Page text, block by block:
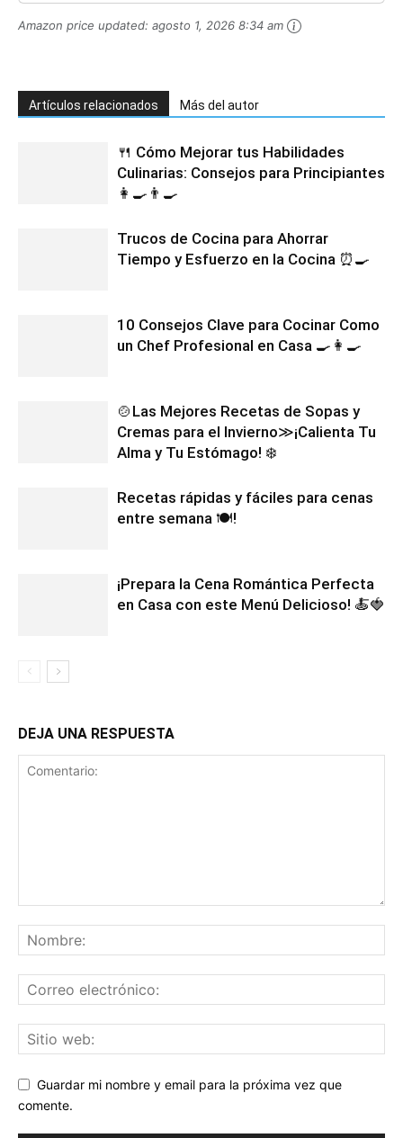
Amazon price updated: agosto 1, 2026 8:34 am
Artículos relacionados Más del autor
🍴 Cómo Mejorar tus Habilidades
Culinarias: Consejos para Principiantes
👩‍🍳👨‍🍳
Trucos de Cocina para Ahorrar
Tiempo y Esfuerzo en la Cocina ⏰🍳
10 Consejos Clave para Cocinar Como
un Chef Profesional en Casa 🍳👩‍🍳
🍲Las Mejores Recetas de Sopas y
Cremas para el Invierno≫¡Calienta Tu
Alma y Tu Estómago! ❄️
Recetas rápidas y fáciles para cenas
entre semana 🍽️!
¡Prepara la Cena Romántica Perfecta
en Casa con este Menú Delicioso! 🍝🍓
DEJA UNA RESPUESTA
Guardar mi nombre y email para la próxima vez que
comente.